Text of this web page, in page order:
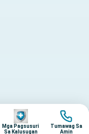
ay nakalaan.
Imahen
Mga Pagsusuri
Sa Kalusugan
Imahen
Tumawag Sa
Amin